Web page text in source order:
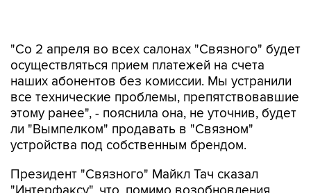
наших абонентов без комиссии. Мы устранили
все технические проблемы, препятствовавшие
этому ранее", - пояснила она, не уточнив, будет
ли "Вымпелком" продавать в "Связном"
устройства под собственным брендом.
Президент "Связного" Майкл Тач сказал
приема платежей и увеличения объема